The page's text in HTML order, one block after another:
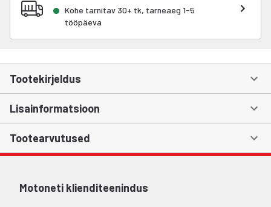
Kohe tarnitav 30+ tk, tarneaeg 1-5
tööpäeva
Tootekirjeldus
Lisainformatsioon
Tootearvutused
Motoneti klienditeenindus